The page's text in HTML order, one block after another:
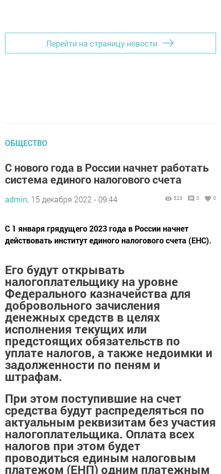
Перейти на страницу новости
ОБЩЕСТВО
С нового года в России начнет работать
система единого налогового счета
admin, 15 декабря 2022 - 09:44 523 0 0
С 1 января грядущего 2023 года в России начнет
действовать институт единого налогового счета (ЕНС).
Его будут открывать
налогоплательщику на уровне
Федерального казначейства для
добровольного зачисления
денежных средств в целях
исполнения текущих или
предстоящих обязательств по
уплате налогов, а также недоимки и
задолженности по пеням и
штрафам.
При этом поступившие на счет
средства будут распределяться по
актуальным реквизитам без участия
налогоплательщика. Оплата всех
налогов при этом будет
проводиться единым налоговым
платежом (ЕНП) одним платежным